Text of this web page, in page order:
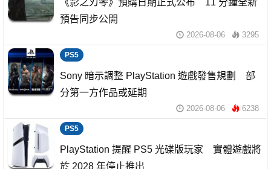
預告同步公開
2026-08-06 3295
PS5
Sony 暗示調整 PlayStation 遊戲發售規劃 部
分第一方作品或延期
2026-08-06 6238
PS5
PlayStation 提醒 PS5 光碟版玩家 實體遊戲將
於 2028 年停止推出